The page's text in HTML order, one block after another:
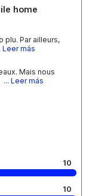
home
plu. Par ailleurs,
Leer más
Mais nous
... Leer más
10
10